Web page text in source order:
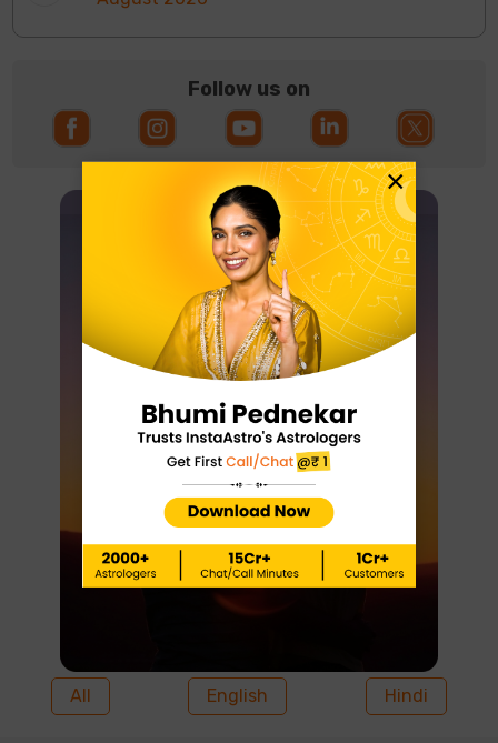
Follow us on
All English Hindi
×